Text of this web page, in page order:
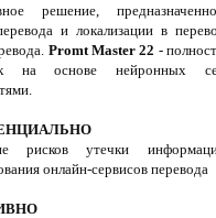
решение,
и локализации в
Promt Master 22 -
на основе нейронных
рисков утечки
онлайн-сервисов перевода